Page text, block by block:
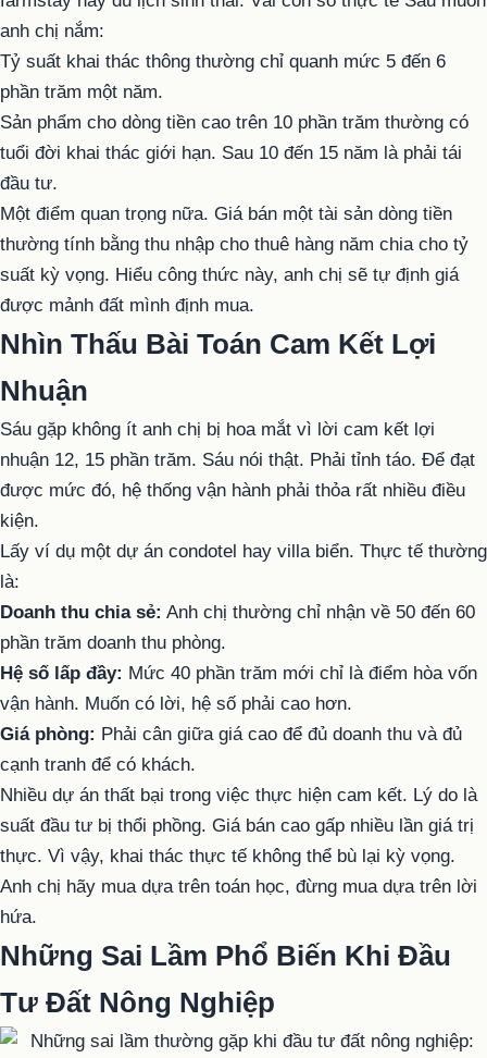
anh chị nắm:
Tỷ suất khai thác thông thường chỉ quanh mức 5 đến 6
phần trăm một năm.
Sản phẩm cho dòng tiền cao trên 10 phần trăm thường có
tuổi đời khai thác giới hạn. Sau 10 đến 15 năm là phải tái
đầu tư.
Một điểm quan trọng nữa. Giá bán một tài sản dòng tiền
thường tính bằng thu nhập cho thuê hàng năm chia cho tỷ
suất kỳ vọng. Hiểu công thức này, anh chị sẽ tự định giá
được mảnh đất mình định mua.
Nhìn Thấu Bài Toán Cam Kết Lợi
Nhuận
Sáu gặp không ít anh chị bị hoa mắt vì lời cam kết lợi
nhuận 12, 15 phần trăm. Sáu nói thật. Phải tỉnh táo. Để đạt
được mức đó, hệ thống vận hành phải thỏa rất nhiều điều
kiện.
Lấy ví dụ một dự án condotel hay villa biển. Thực tế thường
là:
Doanh thu chia sẻ: Anh chị thường chỉ nhận về 50 đến 60
phần trăm doanh thu phòng.
Hệ số lấp đầy: Mức 40 phần trăm mới chỉ là điểm hòa vốn
vận hành. Muốn có lời, hệ số phải cao hơn.
Giá phòng: Phải cân giữa giá cao để đủ doanh thu và đủ
cạnh tranh để có khách.
Nhiều dự án thất bại trong việc thực hiện cam kết. Lý do là
suất đầu tư bị thổi phồng. Giá bán cao gấp nhiều lần giá trị
thực. Vì vậy, khai thác thực tế không thể bù lại kỳ vọng.
Anh chị hãy mua dựa trên toán học, đừng mua dựa trên lời
hứa.
Những Sai Lầm Phổ Biến Khi Đầu
Tư Đất Nông Nghiệp